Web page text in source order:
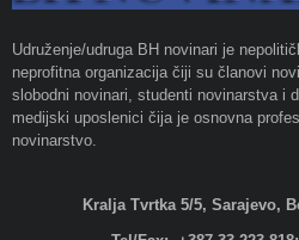
Udruženje/udruga BH novinari je
neprofitna organizacija čiji su članovi
slobodni novinari, studenti novinarstva i
medijski uposlenici čija je osnovna
novinarstvo.
Kralja Tvrtka 5/5, Sarajevo,